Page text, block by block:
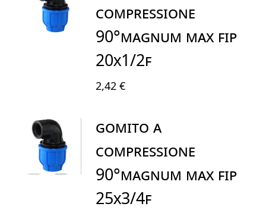
COMPRESSIONE
90°MAGNUM MAX FIP
20X1/2F
2,42 €
GOMITO A
COMPRESSIONE
90°MAGNUM MAX FIP
25X3/4F